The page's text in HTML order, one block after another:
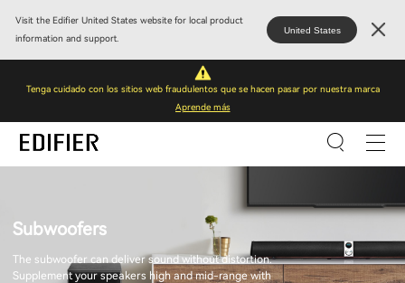
Visit the Edifier United States website for local product
information and support.
United States
Tenga cuidado con los sitios web fraudulentos que se hacen pasar por nuestra marca
Aprende más
Subwoofers
The subwoofer can deliver sound without distortion.
Supplement your speakers high and mid-range with